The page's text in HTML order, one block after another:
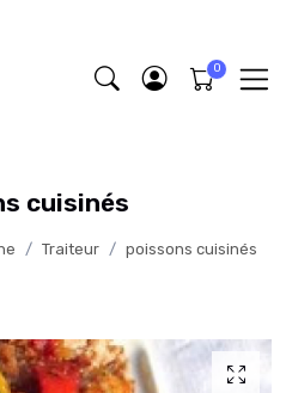
cuisinés
Traiteur poissons cuisinés